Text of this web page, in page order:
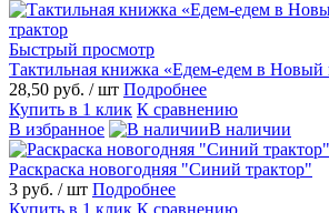
Быстрый просмотр
Тактильная книжка «Едем-едем в Новый
28,50 руб. / шт Подробнее
Купить в 1 клик К сравнению
В избранное
В наличии
Раскраска новогодняя "Синий трактор"
3 руб. / шт Подробнее
Купить в 1 клик К сравнению